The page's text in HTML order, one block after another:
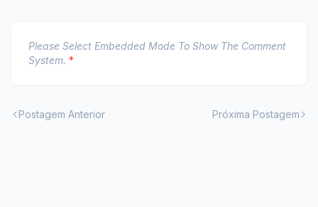
Please Select Embedded Mode To Show The Comment
System. *
Postagem Anterior Próxima Postagem